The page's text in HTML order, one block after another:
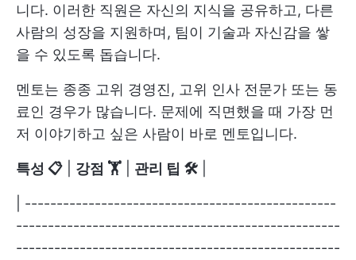
니다. 이러한 직원은 자신의 지식을 공유하고, 다른
사람의 성장을 지원하며, 팀이 기술과 자신감을 쌓
을 수 있도록 돕습니다.
멘토는 종종 고위 경영진, 고위 인사 전문가 또는 동
료인 경우가 많습니다. 문제에 직면했을 때 가장 먼
저 이야기하고 싶은 사람이 바로 멘토입니다.
특성 📋 강점 🏋 관리 팁 🛠️
| -------------------------------------------------
---------------------------------------------------
---------------------------------------------------